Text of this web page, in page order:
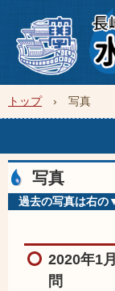
トップ › 写真
写真
過去の写真は右
2020年1
問